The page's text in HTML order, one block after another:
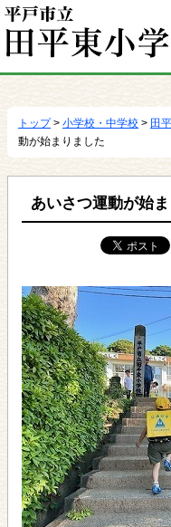
動
トップ> 小学校・中学校 > 田
動が始まりました
あいさつ運動が始